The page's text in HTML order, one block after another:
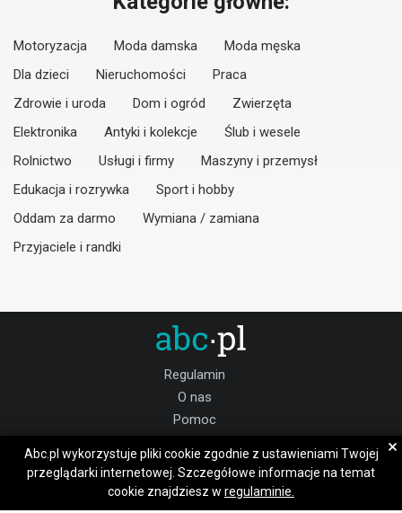
Motoryzacja Moda damska
Moda męska
Dla dzieci
Nieruchomości
Praca
Zdrowie i uroda
Dom i ogród
Zwierzęta
Elektronika
Antyki i kolekcje
Ślub i wesele
Rolnictwo
Usługi i firmy
Maszyny i przemysł
Edukacja i rozrywka
Sport i hobby
Oddam za darmo
Wymiana / zamiana
Przyjaciele i randki
Regulamin
O nas
Pomoc
Praca szczycieński
Dołącz do nas:
Abc.pl wykorzystuje pliki cookie zgodnie z ustawieniami Twojej
przeglądarki internetowej. Szczegółowe informacje na temat
cookie znajdziesz w regulaminie.
×